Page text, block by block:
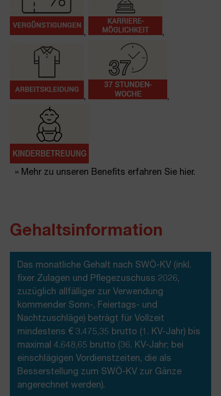
, ,
, ,
» Mehr zu unseren Benefits erfahren Sie hier.
Gehaltsinformation​
Das monatliche Gehalt nach SWÖ-KV (inkl.
fixer Zulagen und Pflegezuschuss 2026,
zuzüglich allfälliger zur Verwendung
kommender Sonn-, Feiertags- und
Nachtzuschläge) beträgt für Vollzeit
mindestens € 3.475,35 brutto (1. KV-Jahr) bis
maximal 4.648,65 brutto (36. KV-Jahr; bei
einschlägigen Vordienstzeiten, die als
Besserstellung zum SWÖ-KV zur Gänze
angerechnet werden).